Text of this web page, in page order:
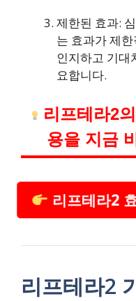
제한된 효과:
는 효과가 제
인지하고 기대
요합니다.
리프테라2
용을 지금
리프테라2
리프테라2